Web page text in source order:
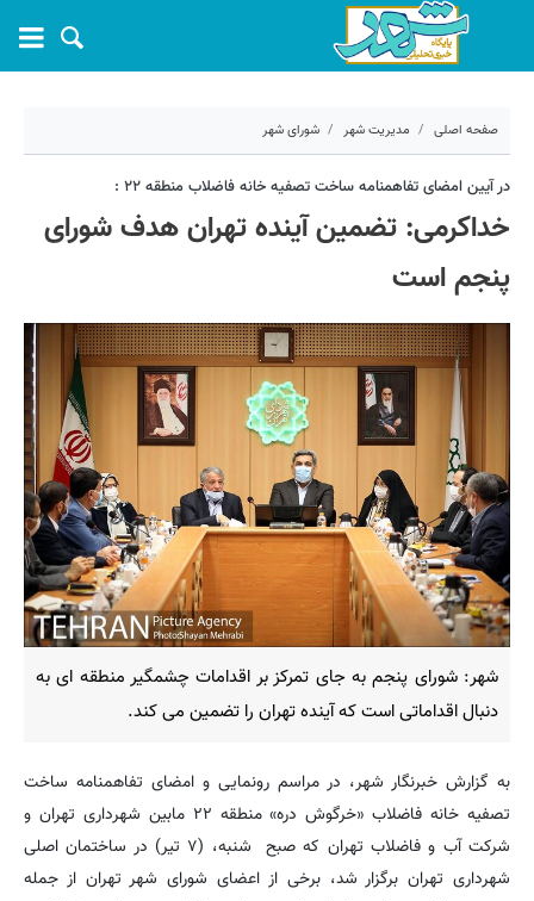
صفحه اصلی مدیریت شهر شورای شهر
۷ تیر ۱۳۹۹ - ۱۳:۰۳
کد مطلب:1732
در آیین امضای تفاهمنامه ساخت تصفیه خانه فاضلاب منطقه ۲۲ :
خداکرمی: تضمین آینده تهران هدف شورای
پنجم است
شهر: شورای پنجم به جای تمرکز بر اقدامات چشمگیر منطقه ای به
دنبال اقداماتی است که آینده تهران را تضمین می کند.
به گزارش خبرنگار شهر، در مراسم رونمایی و امضای تفاهمنامه ساخت
تصفیه خانه فاضلاب «خرگوش دره» منطقه ۲۲ مابین شهرداری تهران و
شرکت آب و فاضلاب تهران که صبح شنبه، (۷ تیر) در ساختمان اصلی
شهرداری تهران برگزار شد، برخی از اعضای شورای شهر تهران از جمله